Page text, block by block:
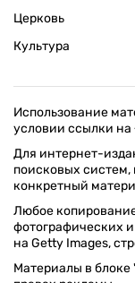
Церковь
Культура
Использование
условии ссылки на
Для интернет-
поисковых систем,
конкретный
Любое
фотографических
на Getty Images,
Материалы в